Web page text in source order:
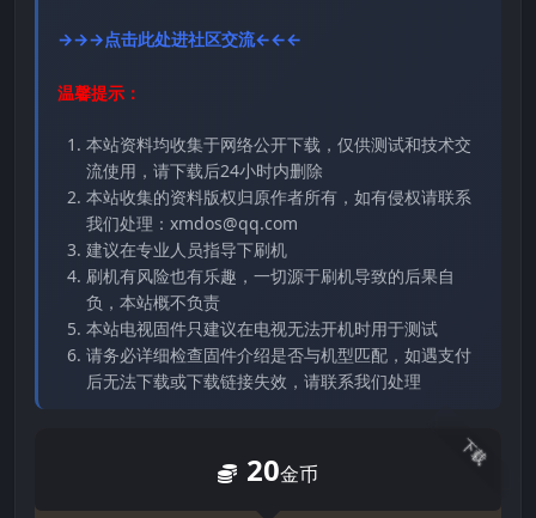
→→→点击此处进社区交流←←←
温馨提示：
本站资料均收集于网络公开下载，仅供测试和技术交
流使用，请下载后24小时内删除
本站收集的资料版权归原作者所有，如有侵权请联系
我们处理：xmdos@qq.com
建议在专业人员指导下刷机
刷机有风险也有乐趣，一切源于刷机导致的后果自
负，本站概不负责
本站电视固件只建议在电视无法开机时用于测试
请务必详细检查固件介绍是否与机型匹配，如遇支付
后无法下载或下载链接失效，请联系我们处理
下载
20金币